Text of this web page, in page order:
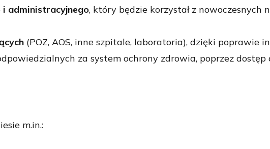
i administracyjnego, który będzie korzystał z
(POZ, AOS, inne szpitale, laboratoria), dzięki poprawie
za system ochrony zdrowia, poprzez
m.in.: